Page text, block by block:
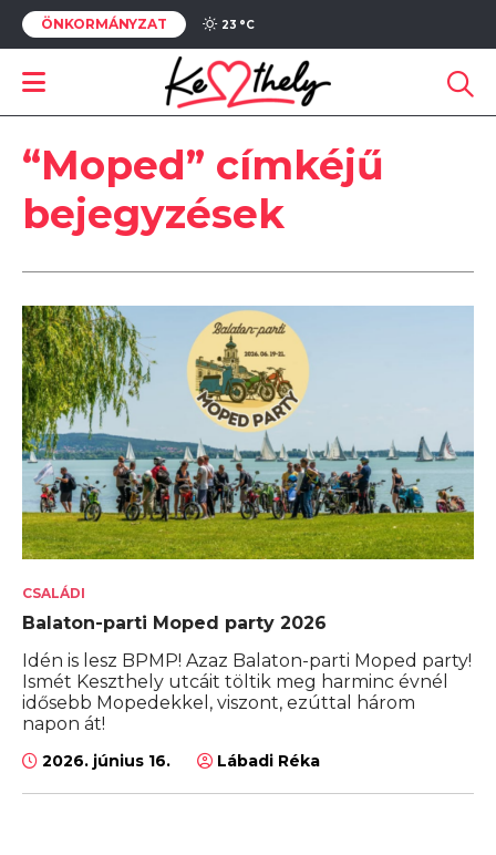
ÖNKORMÁNYZAT 23 °C
“Moped” címkéjű
bejegyzések
CSALÁDI
Balaton-parti Moped party 2026
Idén is lesz BPMP! Azaz Balaton-parti Moped party!
Ismét Keszthely utcáit töltik meg harminc évnél
idősebb Mopedekkel, viszont, ezúttal három
napon át!
2026. június 16. Lábadi Réka